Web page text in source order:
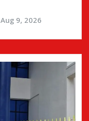
Aug 9, 2026